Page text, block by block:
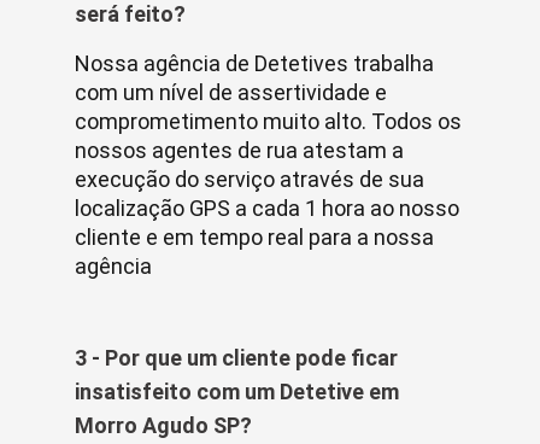
será feito?
Nossa agência de Detetives trabalha
com um nível de assertividade e
comprometimento muito alto. Todos os
nossos agentes de rua atestam a
execução do serviço através de sua
localização GPS a cada 1 hora ao nosso
cliente e em tempo real para a nossa
agência
3 - Por que um cliente pode ficar
insatisfeito com um Detetive em
Morro Agudo SP?